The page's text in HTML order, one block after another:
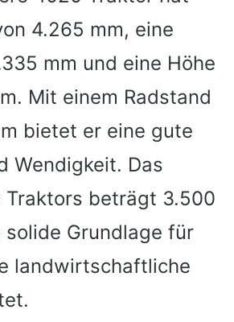
4.265 mm, eine
mm und eine Höhe
Mit einem Radstand
bietet er eine gute
Wendigkeit. Das
Traktors beträgt 3.500
solide Grundlage für
landwirtschaftliche